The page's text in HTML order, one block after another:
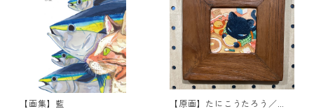
【画集】藍
【原画】たにこうたろう／